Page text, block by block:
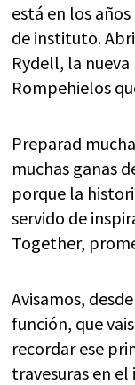
está en los
de instituto.
Rydell, la
Rompehielos
Preparad
muchas ganas
porque la
servido de
Together,
Avisamos,
función, que
recordar ese
travesuras en